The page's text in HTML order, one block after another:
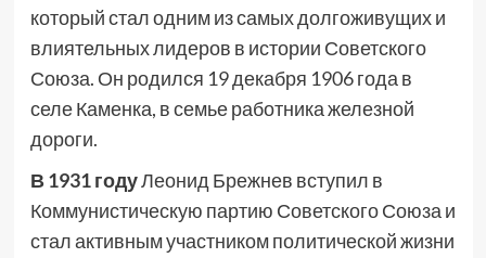
который стал одним из самых долгоживущих и
влиятельных лидеров в истории Советского
Союза. Он родился 19 декабря 1906 года в
селе Каменка, в семье работника железной
дороги.
В 1931 годуЛеонид Брежнев вступил в
Коммунистическую партию Советского Союза и
стал активным участником политической жизни